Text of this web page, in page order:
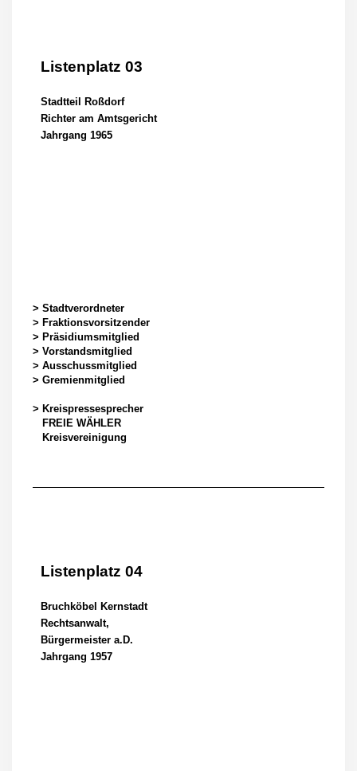
Listenplatz 03
Stadtteil Roßdorf
Richter am Amtsgericht
Jahrgang 1965
> Stadtverordneter
> Fraktionsvorsitzender
> Präsidiumsmitglied
> Vorstandsmitglied
> Ausschussmitglied
> Gremienmitglied
> Kreispressesprecher
FREIE WÄHLER
Kreisvereinigung
Listenplatz 04
Bruchköbel Kernstadt
Rechtsanwalt,
Bürgermeister a.D.
Jahrgang 1957